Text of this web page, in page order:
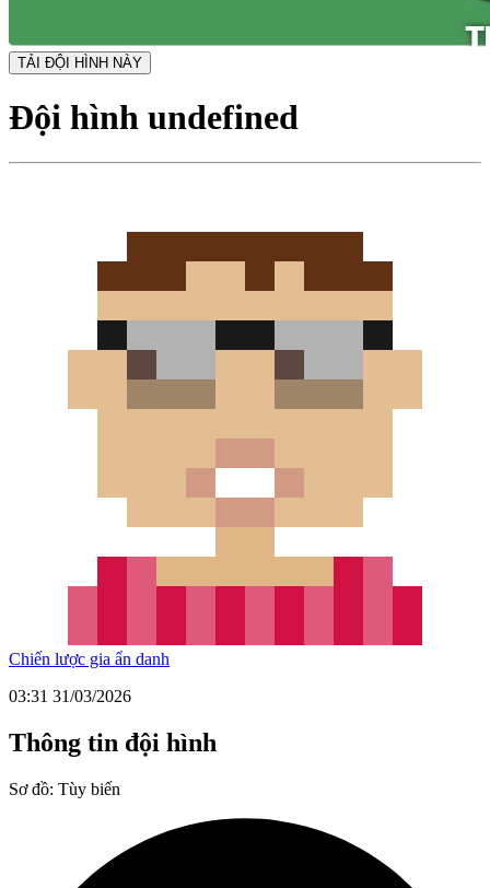
TẢI ĐỘI HÌNH NÀY
Đội hình undefined
Chiến lược gia ẩn danh
03:31 31/03/2026
Thông tin đội hình
Sơ đồ: Tùy biến